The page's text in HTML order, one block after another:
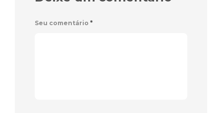
Seu comentário *